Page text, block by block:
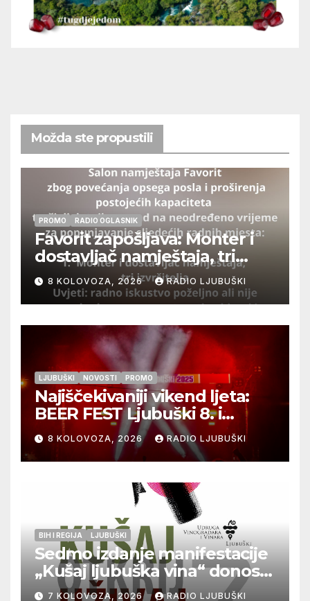
Možda ste propustili
PROMO RADIO OGLASNIK
Favorit zapošljava: Monter i
dostavljač namještaja, tri
izvršitelja
8 KOLOVOZA, 2026 RADIO LJUBUŠKI
LJUBUŠKI NOVOSTI PROMO
Najiščekivaniji vikend ljeta:
BEER FEST Ljubuški 8. i
9.kolovoza
8 KOLOVOZA, 2026 RADIO LJUBUŠKI
BIH I REGIJA LJUBUŠKI
Sedmo izdanje manifestacije
„Kušaj ljubuška vina“ donosi
vrhunska vina, gastronomiju i
7 KOLOVOZA, 2026 RADIO LJUBUŠKI